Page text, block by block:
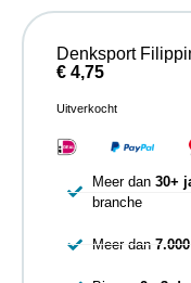
Denksport
€ 4,75
Uitverkocht
Meer dan 30+
branche
Meer dan 7.000